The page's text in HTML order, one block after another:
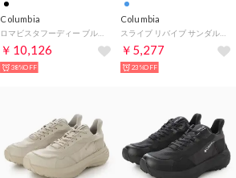
Columbia
ロマビスタフーディー ブルゾン （ブラック10）
￥10,126
38%OFF
Columbia
スライブ リバイブ サンダル （スノードリフト）
￥5,277
23%OFF